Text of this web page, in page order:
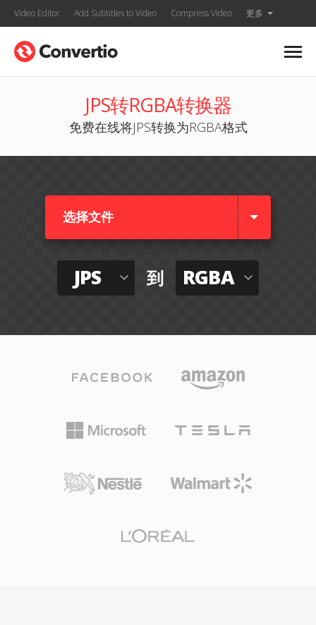
Video Editor Add Subtitles to Video Compress Video 更多
JPS转RGBA转换器
免费在线将JPS转换为RGBA格式
选择文件
JPS 到 RGBA